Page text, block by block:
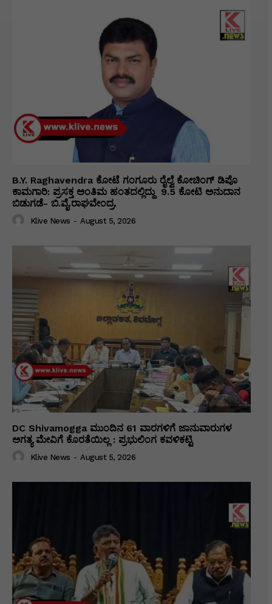
B.Y. Raghavendra ಕೋಟೆ ಗಂಗೂರು ರೈಲ್ವೆ ಕೋಚಿಂಗ್ ಡಿಪೊ
ಕಾಮಗಾರಿ: ಪ್ರಸಕ್ತ ಅಂತಿಮ ಹಂತದಲ್ಲಿದ್ದು ₹ 9.5 ಕೋಟಿ ಅನುದಾನ
ಬಿಡುಗಡೆ- ಬಿ.ವೈ.ರಾಘವೇಂದ್ರ.
Klive News - August 5, 2026
DC Shivamogga ಮುಂದಿನ 61 ವಾರಗಳಿಗೆ ಜಾನುವಾರುಗಳ
ಅಗತ್ಯ ಮೇವಿಗೆ ಕೊರತೆಯಿಲ್ಲ : ಪ್ರಭುಲಿಂಗ ಕವಳಿಕಟ್ಟಿ
Klive News - August 5, 2026